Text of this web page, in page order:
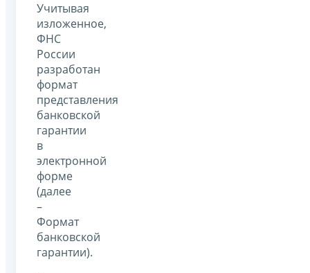
Учитывая
изложенное,
ФНС
России
разработан
формат
представления
банковской
гарантии
в
электронной
форме
(далее
–
Формат
банковской
гарантии).